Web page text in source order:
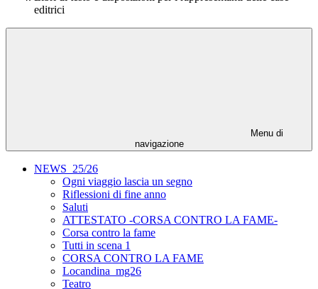
editrici
Menu di
navigazione
NEWS_25/26
Ogni viaggio lascia un segno
Riflessioni di fine anno
Saluti
ATTESTATO -CORSA CONTRO LA FAME-
Corsa contro la fame
Tutti in scena 1
CORSA CONTRO LA FAME
Locandina_mg26
Teatro